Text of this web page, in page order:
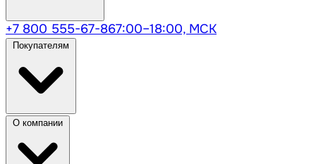
+7 800 555-67-867:00–18:00, МСК